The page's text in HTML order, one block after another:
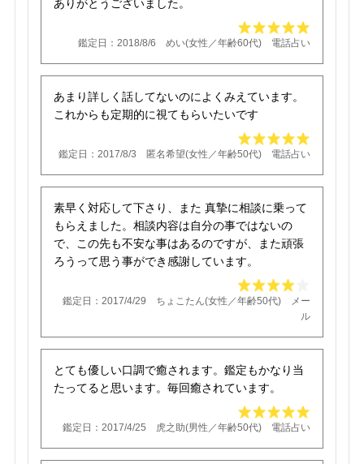
ありがとうございました。
鑑定日：2018/8/6 めい(女性／年齢60代) 電話占い
あまり詳しく話してないのによくみえています。
これからも定期的に視てもらいたいです
鑑定日：2017/8/3 匿名希望(女性／年齢50代) 電話占い
素早く対応して下さり、また 真摯に相談に乗って
もらえました。相談内容は自分の事ではないの
で、この先も不安な事はあるのですが、また頑張
ろうって思う事ができ感謝しています。
鑑定日：2017/4/29 ちょこたん(女性／年齢50代) メー
ル
とても優しい口調で癒されます。鑑定もかなり当
たってると思います。毎回癒されています。
鑑定日：2017/4/25 虎之助(男性／年齢50代) 電話占い